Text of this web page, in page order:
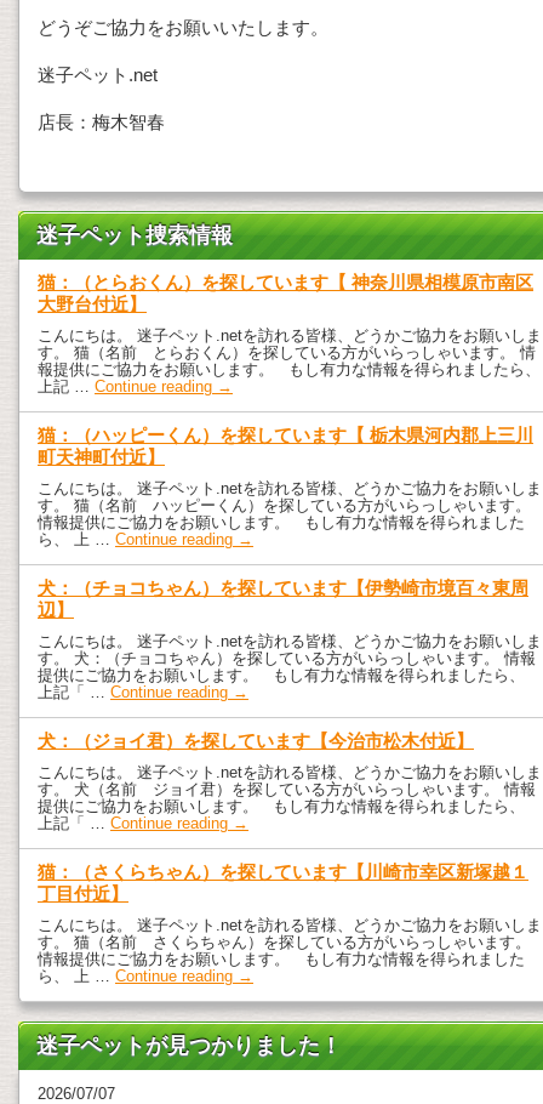
どうぞご協力をお願いいたします。
迷子ペット.net
店長：梅木智春
迷子ペット捜索情報
猫：（とらおくん）を探しています【 神奈川県相模原市南区
大野台付近】
こんにちは。 迷子ペット.netを訪れる皆様、どうかご協力をお願いしま
す。 猫（名前 とらおくん）を探している方がいらっしゃいます。 情
報提供にご協力をお願いします。 もし有力な情報を得られましたら、
上記 … Continue reading →
猫：（ハッピーくん）を探しています【 栃木県河内郡上三川
町天神町付近】
こんにちは。 迷子ペット.netを訪れる皆様、どうかご協力をお願いしま
す。 猫（名前 ハッピーくん）を探している方がいらっしゃいます。
情報提供にご協力をお願いします。 もし有力な情報を得られました
ら、 上 … Continue reading →
犬：（チョコちゃん）を探しています【伊勢崎市境百々東周
辺】
こんにちは。 迷子ペット.netを訪れる皆様、どうかご協力をお願いしま
す。 犬：（チョコちゃん）を探している方がいらっしゃいます。 情報
提供にご協力をお願いします。 もし有力な情報を得られましたら、
上記「 … Continue reading →
犬：（ジョイ君）を探しています【今治市松木付近】
こんにちは。 迷子ペット.netを訪れる皆様、どうかご協力をお願いしま
す。 犬（名前 ジョイ君）を探している方がいらっしゃいます。 情報
提供にご協力をお願いします。 もし有力な情報を得られましたら、
上記「 … Continue reading →
猫：（さくらちゃん）を探しています【川崎市幸区新塚越１
丁目付近】
こんにちは。 迷子ペット.netを訪れる皆様、どうかご協力をお願いしま
す。 猫（名前 さくらちゃん）を探している方がいらっしゃいます。
情報提供にご協力をお願いします。 もし有力な情報を得られました
ら、 上 … Continue reading →
迷子ペットが見つかりました！
2026/07/07